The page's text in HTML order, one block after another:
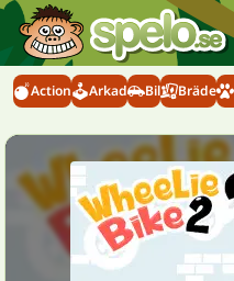
Action Arkad Bil Bräde